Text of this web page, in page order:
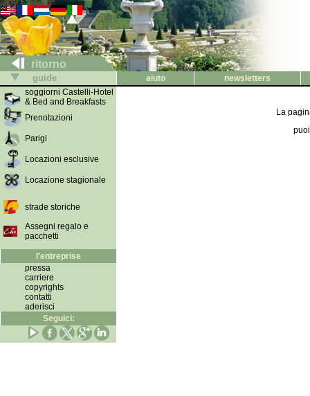
ritorno
guide aiuto
newsletters
soggiorni Castelli-Hotel
& Bed and Breakfasts
Prenotazioni
Parigi
Locazioni esclusive
Locazione stagionale
strade storiche
Assegni regalo e
pacchetti
l'entreprise
pressa
carriere
copyrights
contatti
aderisci
Seguici:
La